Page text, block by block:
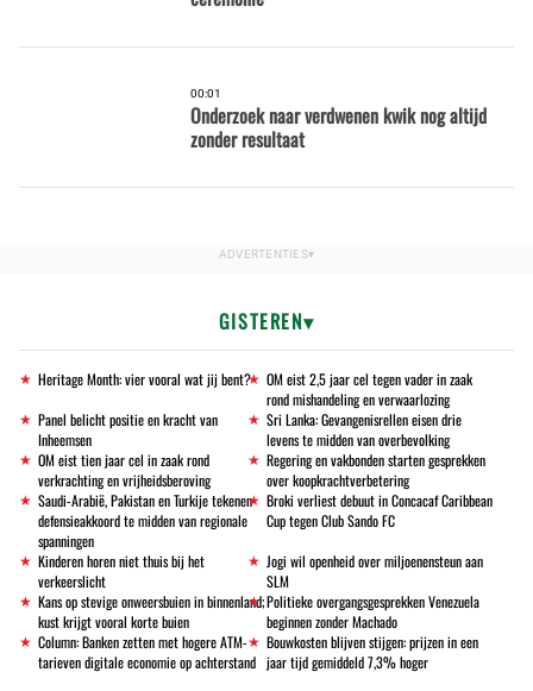
00:01
Onderzoek naar verdwenen kwik nog altijd
zonder resultaat
GISTEREN
Heritage Month: vier vooral wat jij bent?
OM eist 2,5 jaar cel tegen vader in zaak
rond mishandeling en verwaarlozing
Panel belicht positie en kracht van
Inheemsen
Sri Lanka: Gevangenisrellen eisen drie
levens te midden van overbevolking
OM eist tien jaar cel in zaak rond
verkrachting en vrijheidsberoving
Regering en vakbonden starten gesprekken
over koopkrachtverbetering
Saudi-Arabië, Pakistan en Turkije tekenen
defensieakkoord te midden van regionale
spanningen
Broki verliest debuut in Concacaf Caribbean
Cup tegen Club Sando FC
Kinderen horen niet thuis bij het
verkeerslicht
Jogi wil openheid over miljoenensteun aan
SLM
Kans op stevige onweersbuien in binnenland;
kust krijgt vooral korte buien
Politieke overgangsgesprekken Venezuela
beginnen zonder Machado
Column: Banken zetten met hogere ATM-
tarieven digitale economie op achterstand
Bouwkosten blijven stijgen: prijzen in een
jaar tijd gemiddeld 7,3% hoger